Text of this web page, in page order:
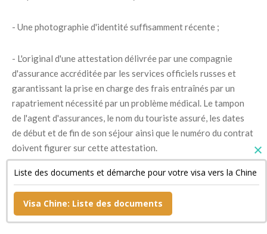
- Une photographie d'identité suffisamment récente ;
- L'original d'une attestation délivrée par une compagnie
d'assurance accréditée par les services officiels russes et
garantissant la prise en charge des frais entraînés par un
rapatriement nécessité par un problème médical. Le tampon
de l'agent d'assurances, le nom du touriste assuré, les dates
de début et de fin de son séjour ainsi que le numéro du contrat
doivent figurer sur cette attestation.
- Un document confirmant la réservation de sa chambre
d'hôtel si son séjour est bref ainsi qu'une copie de son billet de
retour ;
Liste des documents et démarche pour votre visa vers la Chine
Visa Chine: Liste des documents